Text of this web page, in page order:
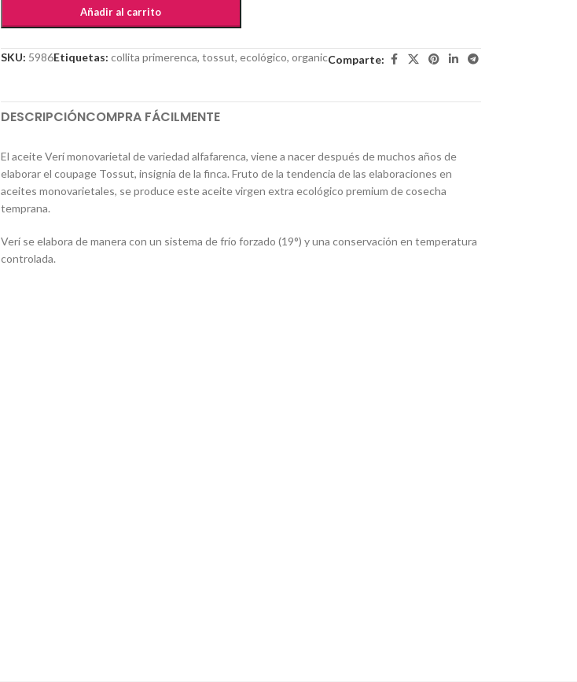
Añadir al carrito
SKU: 5986Etiquetas: collita primerenca, tossut, ecológico, organicComparte:
DESCRIPCIÓNCOMPRA FÁCILMENTE
El aceite Verí monovarietal de variedad alfafarenca, viene a nacer después de muchos años de
elaborar el coupage Tossut, insignia de la finca. Fruto de la tendencia de las elaboraciones en
aceites monovarietales, se produce este aceite virgen extra ecológico premium de cosecha
temprana.
Verí se elabora de manera con un sistema de frío forzado (19°) y una conservación en temperatura
controlada.